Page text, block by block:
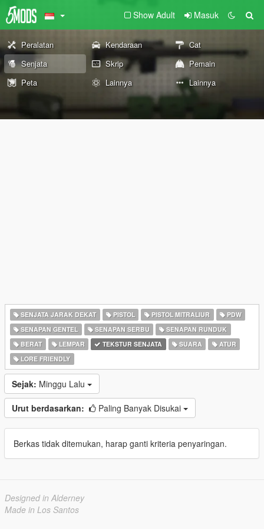
Show Adult Masuk
Peralatan Kendaraan
Cat
Senjata
Skrip
Pemain
Peta
Lainnya Lainnya
SENJATA JARAK DEKAT PISTOL PISTOL MITRALIUR
PDW
SENAPAN GENTEL
SENAPAN SERBU
SENAPAN RUNDUK
BERAT
LEMPAR TEKSTUR SENJATA SUARA
ATUR
LORE FRIENDLY
Sejak: Minggu Lalu
Urut berdasarkan: Paling Banyak Disukai
Berkas tidak ditemukan, harap ganti kriteria penyaringan.
Designed in Alderney
Made in Los Santos